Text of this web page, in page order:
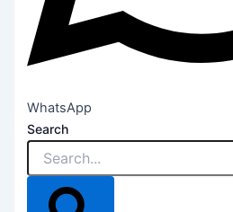
WhatsApp
Search